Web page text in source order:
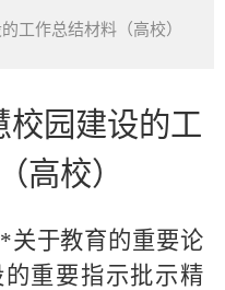
工作总结材料（高校）
校园建设的工
高校）
于教育的重要论
重要指示批示精